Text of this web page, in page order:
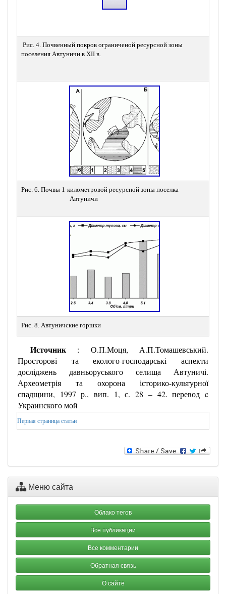
Рис. 4. Почвенный покров ограниченой ресурсной зоны
поселения Автуничи в XII в.
Рис. 6. Почвы 1-километровой ресурсной зоны поселка
				Автуничи
Рис. 8. Автуничские горшки
Источник: О.П.Моця, А.П.Томашевський.
Просторові та еколого-господарські аспекти
досліджень давньоруського селища Автуничі.
Археометрія та охорона історико-культурної
спадщини, 1997 р., вип. 1, с. 28 – 42. перевод c
Украинского мой
Первая страница статьи
Меню сайта
Облако тегов
Все публикации
Все комментарии
Обратная связь
О сайте